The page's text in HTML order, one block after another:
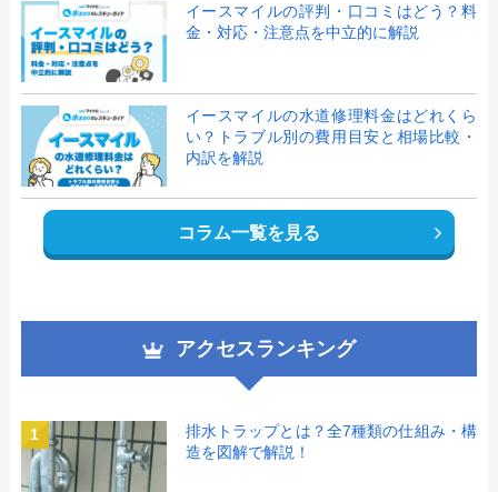
イースマイルの評判・口コミはどう？料
金・対応・注意点を中立的に解説
イースマイルの水道修理料金はどれくら
い？トラブル別の費用目安と相場比較・
内訳を解説
コラム一覧を見る
アクセスランキング
1
排水トラップとは？全7種類の仕組み・構
造を図解で解説！